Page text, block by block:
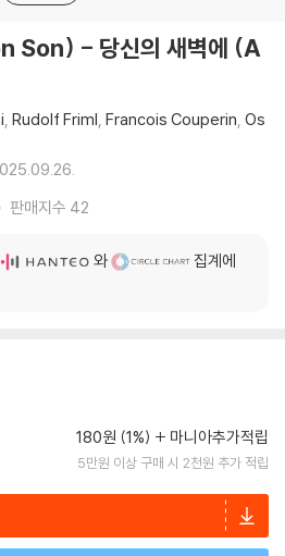
Son) - 당신의 새벽에 (A
Rudolf Friml Francois Couperin Os
판매지수 42
와
집계에
180원 (1%) 마니아추가적립
5만원 이상 구매 시 2천원 추가 적립